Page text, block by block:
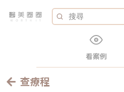
看案例
查療程